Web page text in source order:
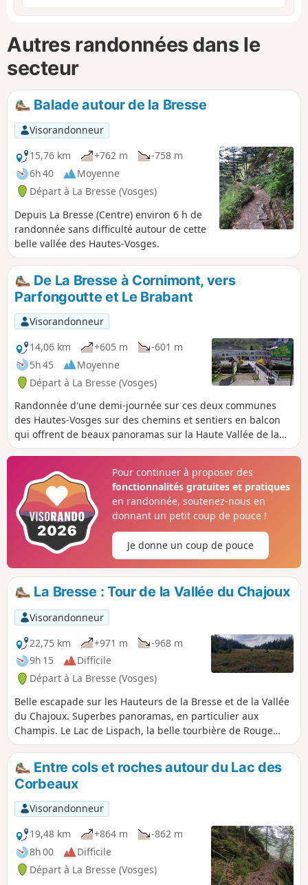
Autres randonnées dans le
secteur
Balade autour de la Bresse
Visorandonneur
15,76 km
+762 m
-758 m
6h 40
Moyenne
Départ à La Bresse (Vosges)
Depuis La Bresse (Centre) environ 6 h de
randonnée sans difficulté autour de cette
belle vallée des Hautes-Vosges.
De La Bresse à Cornimont, vers
Parfongoutte et Le Brabant
Visorandonneur
14,06 km
+605 m
-601 m
5h 45
Moyenne
Départ à La Bresse (Vosges)
Randonnée d'une demi-journée sur ces deux communes
des Hautes-Vosges sur des chemins et sentiers en balcon
qui offrent de beaux panoramas sur la Haute Vallée de la
Moselotte.
Pour continuer à proposer des
fonctionnalités gratuites et pratiques
en randonnée, soutenez-nous en
donnant un petit coup de pouce !
Je donne un coup de pouce
La Bresse : Tour de la Vallée du Chajoux
Visorandonneur
22,75 km
+971 m
-968 m
9h 15
Difficile
Départ à La Bresse (Vosges)
Belle escapade sur les Hauteurs de la Bresse et de la Vallée
du Chajoux. Superbes panoramas, en particulier aux
Champis. Le Lac de Lispach, la belle tourbière de Rouge
Feigne, Grouvelin seront les temps forts mais chaque
détour de sentiers et chemins vous fera encore plus aimer
cette pittoresque région des Hautes-Vosges.
Entre cols et roches autour du Lac des
Corbeaux
Visorandonneur
19,48 km
+864 m
-862 m
8h 00
Difficile
Départ à La Bresse (Vosges)